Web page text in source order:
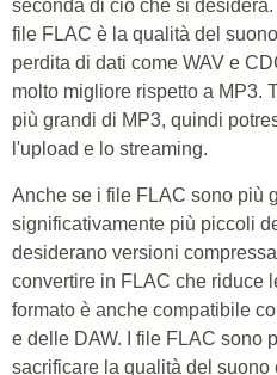
seconda di ciò che si
file FLAC è la qualità del
perdita di dati come WAV e
molto migliore rispetto a MP3.
più grandi di MP3, quindi
l'upload e lo streaming.
Anche se i file FLAC sono più
significativamente più piccoli
desiderano versioni
convertire in FLAC che riduce
formato è anche compatibile
e delle DAW. I file FLAC sono
sacrificare la qualità del